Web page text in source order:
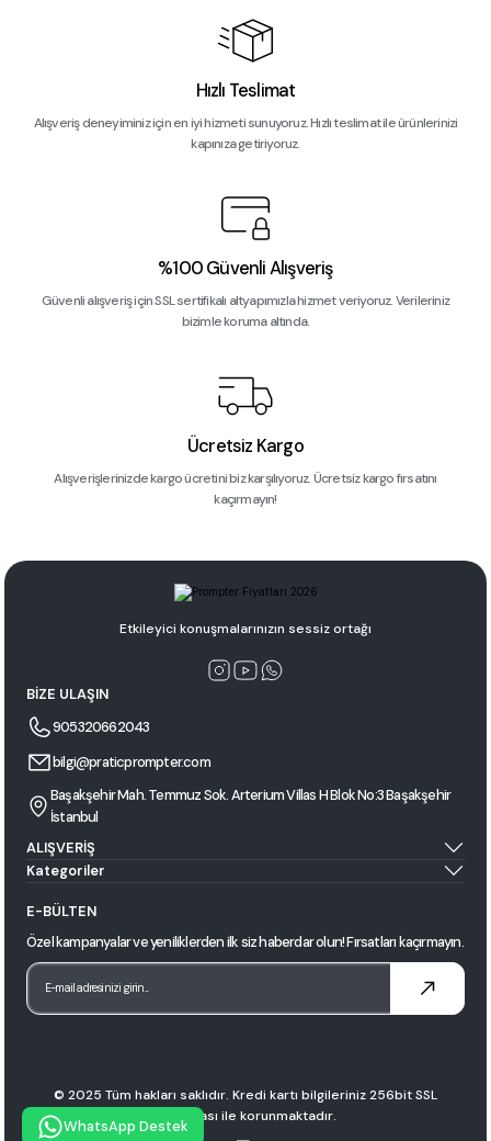
Hızlı Teslimat
Alışveriş deneyiminiz için en iyi hizmeti sunuyoruz. Hızlı teslimat ile ürünlerinizi
kapınıza getiriyoruz.
%100 Güvenli Alışveriş
Güvenli alışveriş için SSL sertifikalı altyapımızla hizmet veriyoruz. Verileriniz
bizimle koruma altında.
Ücretsiz Kargo
Alışverişlerinizde kargo ücretini biz karşılıyoruz. Ücretsiz kargo fırsatını
kaçırmayın!
Etkileyici konuşmalarınızın sessiz ortağı
BİZE ULAŞIN
905320662043
bilgi@praticprompter.com
Başakşehir Mah. Temmuz Sok. Arterium Villas H Blok No:3 Başakşehir
İstanbul
ALIŞVERİŞ
Kategoriler
E-BÜLTEN
Özel kampanyalar ve yeniliklerden ilk siz haberdar olun! Fırsatları kaçırmayın.
© 2025 Tüm hakları saklıdır. Kredi kartı bilgileriniz 256bit SSL
sertifikası ile korunmaktadır.
WhatsApp Destek